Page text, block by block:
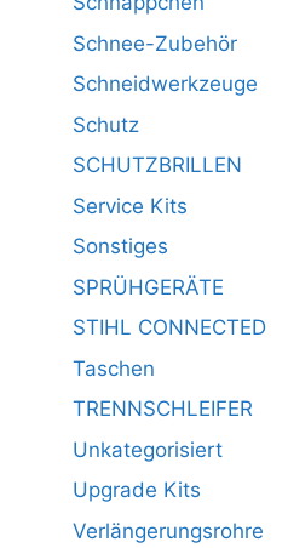
Schnee-Zubehör
Schneidwerkzeuge
Schutz
SCHUTZBRILLEN
Service Kits
Sonstiges
SPRÜHGERÄTE
STIHL CONNECTED
Taschen
TRENNSCHLEIFER
Unkategorisiert
Upgrade Kits
Verlängerungsrohre